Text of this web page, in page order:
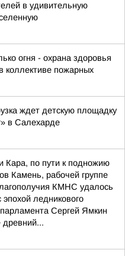
в удивительную
огня - охрана здоровья
коллективе пожарных
ждет детскую площадку
в Салехарде
Кара, по пути к подножию
Камень, рабочей группе
КМНС удалось
эпохой ледникового
Сергей Ямкин